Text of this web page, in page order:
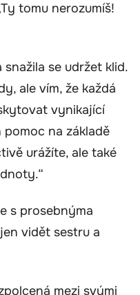
tomu nerozumíš!
snažila se udržet klid.
ale vím, že každá
vynikající
pomoc na základě
urážíte, ale také
s prosebnýma
vidět sestru a
mezi svými